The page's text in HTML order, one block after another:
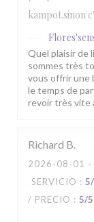
kampot.sinon
Quel plaisir de
sommes très
vous offrir une
le temps de
revoir très vite
Richard B
2026-08-01 -
SERVICIO : 5
/ PRECIO : 5/5